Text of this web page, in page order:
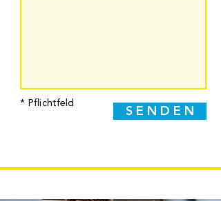
* Pflichtfeld S E N D E N